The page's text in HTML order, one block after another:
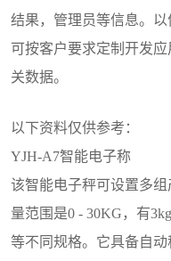
结果，管理员等信息。以
可按客户要求定制开发应
关数据。
以下资料仅供参考：
YJH-A7智能电子称
该智能电子秤可设置多
量范围是0 - 30KG，有
等不同规格。它具备自